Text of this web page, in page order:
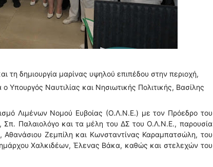
τη δημιουργία μαρίνας υψηλού επιπέδου στην περιοχή,
Υπουργός Ναυτιλίας και Νησιωτικής Πολιτικής, Βασίλης
Λιμένων Νομού Ευβοίας (Ο.Λ.Ν.Ε.) με τον Πρόεδρο του
Σπ. Παλαιολόγο και τα μέλη του ΔΣ του Ο.Λ.Ν.Ε., παρουσία
Ζεμπίλη και Κωνσταντίνας Καραμπατσώλη, του
Χαλκιδέων, Έλενας Βάκα, καθώς και στελεχών του